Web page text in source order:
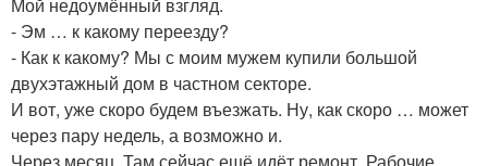
Мой недоумённый взгляд.
- Эм … к какому переезду?
- Как к какому? Мы с моим мужем купили большой
двухэтажный дом в частном секторе.
И вот, уже скоро будем въезжать. Ну, как скоро … может
через пару недель, а возможно и.